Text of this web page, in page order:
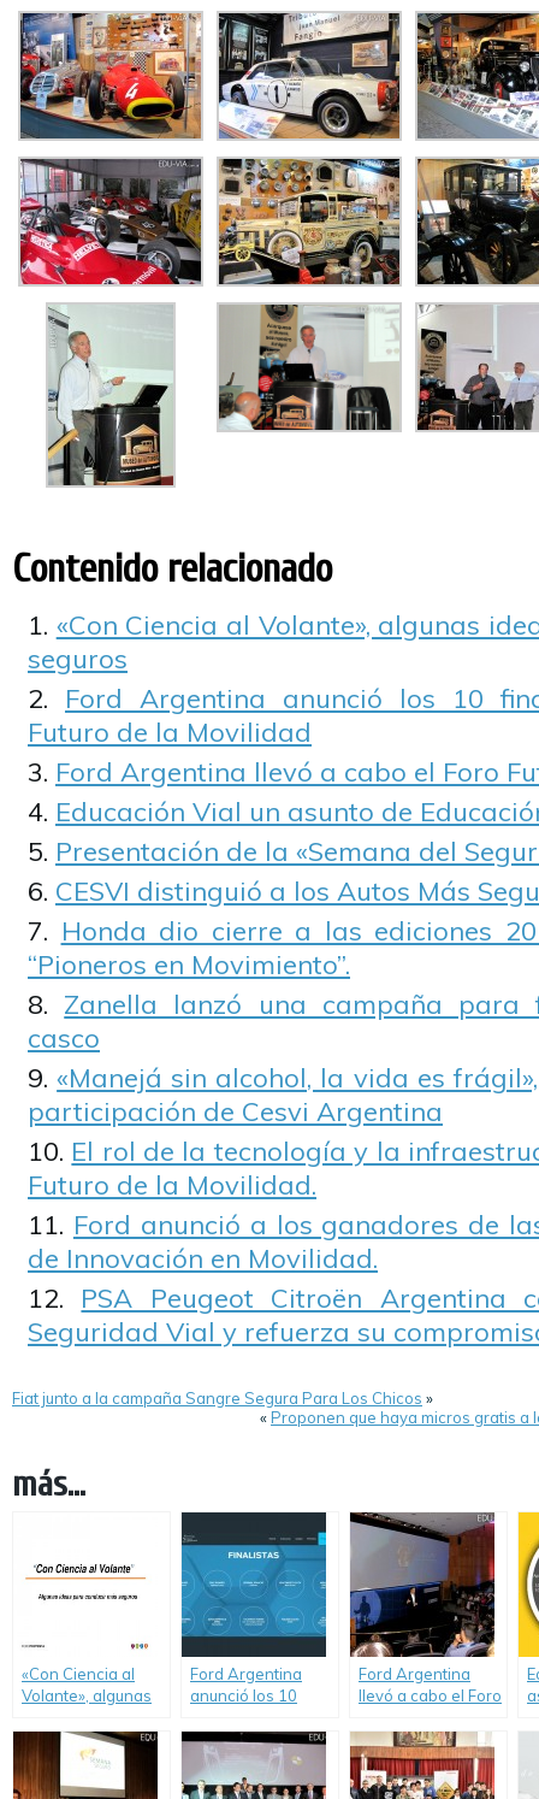
Contenido relacionado
«Con Ciencia al Volante», algunas
seguros
Ford Argentina anunció los 10
Futuro de la Movilidad
Ford Argentina llevó a cabo el Foro
Educación Vial un asunto de
Presentación de la «Semana del
CESVI distinguió a los Autos Más
Honda dio cierre a las ediciones
“Pioneros en Movimiento”.
Zanella lanzó una campaña
casco
«Manejá sin alcohol, la vida es
participación de Cesvi Argentina
El rol de la tecnología y la
Futuro de la Movilidad.
Ford anunció a los ganadores de
de Innovación en Movilidad.
PSA Peugeot Citroën
Seguridad Vial y refuerza su
Fiat junto a la campaña Sangre Segura Para Los Chicos »
«Proponen que haya micros gratis a
más...
«Con Ciencia al
Volante», algunas
conducir más
seguros
Ford Argentina
anunció los 10
Concurso Futuro de
la Movilidad
Ford Argentina
llevó a cabo el Foro
Movilidad.